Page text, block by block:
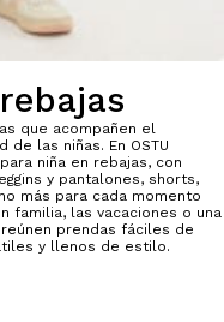
que acompañen el
las niñas. En OSTU
niña en rebajas, con
y pantalones, shorts,
más para cada momento
familia, las vacaciones o una
prendas fáciles de
y llenos de estilo.